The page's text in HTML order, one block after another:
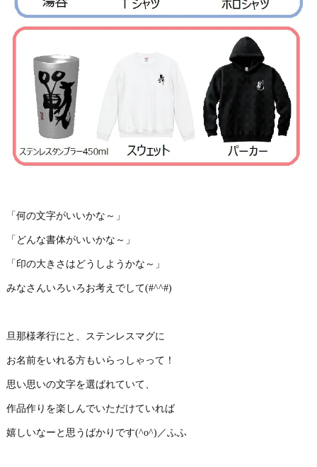
「何の文字がいいかな～」
「どんな書体がいいかな～」
「印の大きさはどうしようかな～」
みなさんいろいろお考えでして(#^^#)
旦那様孝行にと、ステンレスマグに
お名前をいれる方もいらっしゃって！
思い思いの文字を選ばれていて、
作品作りを楽しんでいただけていれば
嬉しいなーと思うばかりです(^o^)／ふふ